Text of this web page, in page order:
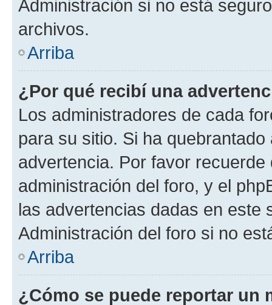
Administración si no está
archivos.
Arriba
¿Por qué recibí una
Los administradores de cada
para su sitio. Si ha
advertencia. Por favor
administración del foro, y el
las advertencias dadas en este
Administración del foro si no
Arriba
¿Cómo se puede reportar un